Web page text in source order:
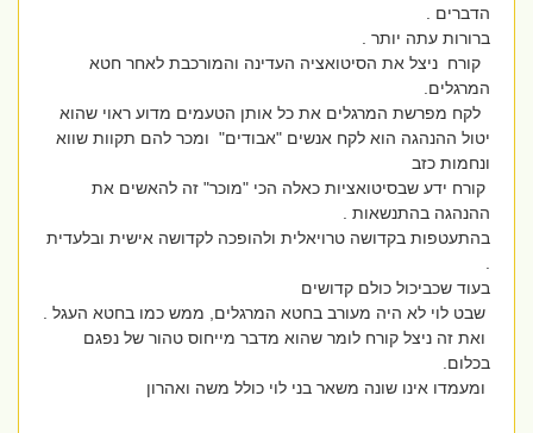
הדברים .
ברורות עתה יותר .
קורח ניצל את הסיטואציה העדינה והמורכבת לאחר חטא
המרגלים.
לקח מפרשת המרגלים את כל אותן הטעמים מדוע ראוי שהוא
יטול ההנהגה הוא לקח אנשים "אבודים" ומכר להם תקוות שווא
ונחמות כזב
קורח ידע שבסיטואציות כאלה הכי "מוכר" זה להאשים את
ההנהגה בהתנשאות .
בהתעטפות בקדושה טרויאלית ולהופכה לקדושה אישית ובלעדית
בעוד שכביכול כולם קדושים
שבט לוי לא היה מעורב בחטא המרגלים, ממש כמו בחטא העגל .
ואת זה ניצל קורח לומר שהוא מדבר מייחוס טהור של נפגם
בכלום.
ומעמדו אינו שונה משאר בני לוי כולל משה ואהרון